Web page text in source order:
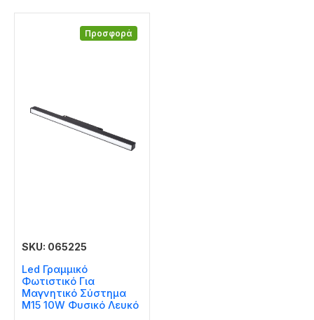
Προσφορά
SKU: 065225
Led Γραμμικό
Φωτιστικό Για
Μαγνητικό Σύστημα
Μ15 10W Φυσικό Λευκό